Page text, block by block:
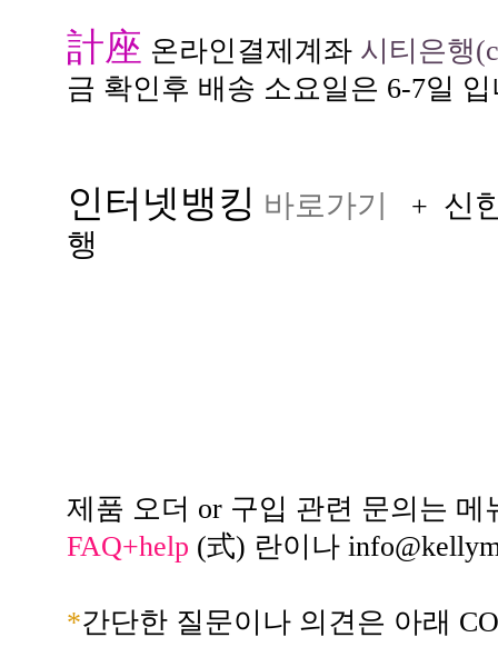
計座 온라인결제계좌 시티은행
금 확인후 배송 소요일은 6-7일
인터넷뱅킹 바로가기 + 신
행
제품 오더 or 구입 관련 문의는 메
FAQ+help (式) 란이나
*간단한 질문이나 의견은 아래